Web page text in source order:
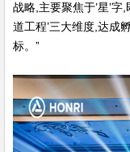
战略,主要聚焦于’星’
道工程’三大维度,达成
标。”